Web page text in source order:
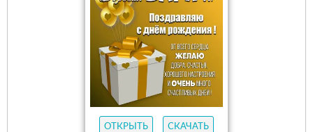
ОТКРЫТЬ СКАЧАТЬ